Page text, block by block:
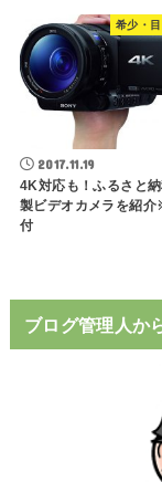
希少・
2017.11.19
4K対応も！ふるさと
製ビデオカメラを紹
付
ブログ管理人か